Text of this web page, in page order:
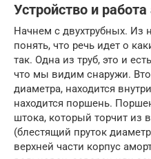
Устройство и
Начнем с двухтрубных. Из
понять, что речь идет о
так. Одна из труб, это и
что мы видим снаружи.
диаметра, находится
находится поршень.
штока, который торчит из
(блестящий пруток
верхней части корпус